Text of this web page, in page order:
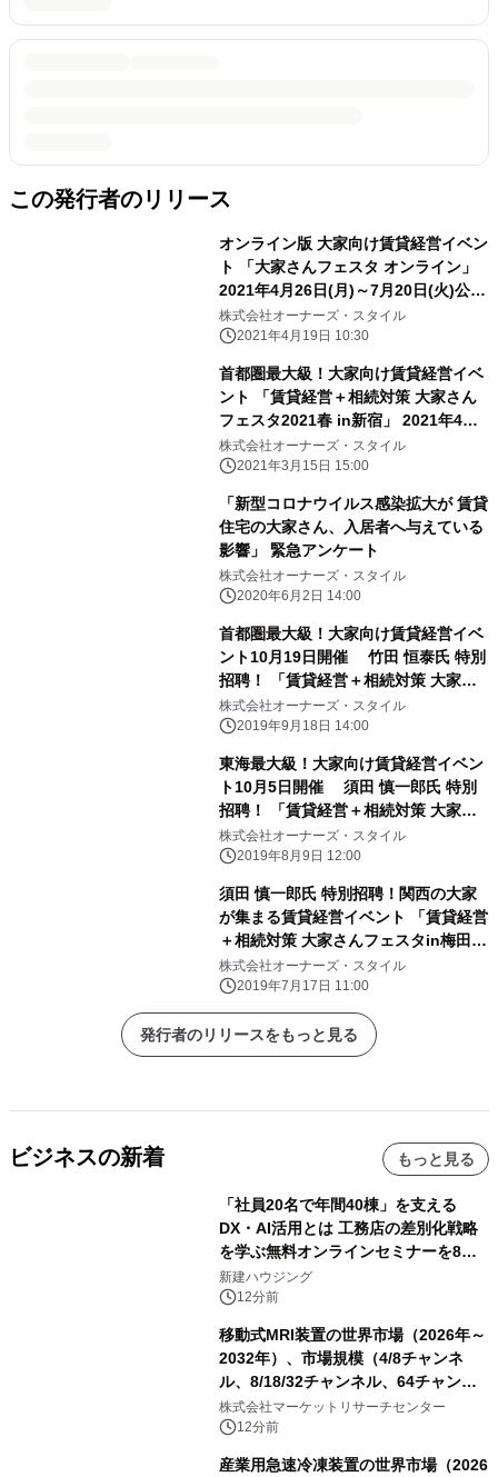
この発行者のリリース
オンライン版 大家向け賃貸経営イベン
ト 「大家さんフェスタ オンライン」
2021年4月26日(月)～7月20日(火)公
開！
株式会社オーナーズ・スタイル
2021年4月19日 10:30
首都圏最大級！大家向け賃貸経営イベ
ント 「賃貸経営＋相続対策 大家さん
フェスタ2021春 in新宿」 2021年4月
17日(土)に開催！
株式会社オーナーズ・スタイル
2021年3月15日 15:00
「新型コロナウイルス感染拡大が 賃貸
住宅の大家さん、入居者へ与えている
影響」 緊急アンケート
株式会社オーナーズ・スタイル
2020年6月2日 14:00
首都圏最大級！大家向け賃貸経営イベ
ント10月19日開催 竹田 恒泰氏 特別
招聘！ 「賃貸経営＋相続対策 大家さ
んフェスタin新宿」
株式会社オーナーズ・スタイル
2019年9月18日 14:00
東海最大級！大家向け賃貸経営イベン
ト10月5日開催 須田 慎一郎氏 特別
招聘！ 「賃貸経営＋相続対策 大家さ
んフェスタin名古屋」
株式会社オーナーズ・スタイル
2019年8月9日 12:00
須田 慎一郎氏 特別招聘！関西の大家
が集まる賃貸経営イベント 「賃貸経営
＋相続対策 大家さんフェスタin梅田」
8月31日開催
株式会社オーナーズ・スタイル
2019年7月17日 11:00
発行者のリリースをもっと見る
ビジネスの新着 もっと見る
「社員20名で年間40棟」を支える
DX・AI活用とは 工務店の差別化戦略
を学ぶ無料オンラインセミナーを8月
20日に開催
新建ハウジング
12分前
移動式MRI装置の世界市場（2026年～
2032年）、市場規模（4/8チャンネ
ル、8/18/32チャンネル、64チャンネ
ル）・分析レポートを発表
株式会社マーケットリサーチセンター
12分前
産業用急速冷凍装置の世界市場（2026